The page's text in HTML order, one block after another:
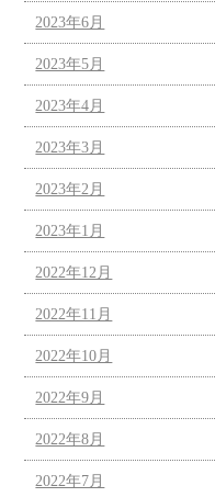
2023年6月
2023年5月
2023年4月
2023年3月
2023年2月
2023年1月
2022年12月
2022年11月
2022年10月
2022年9月
2022年8月
2022年7月